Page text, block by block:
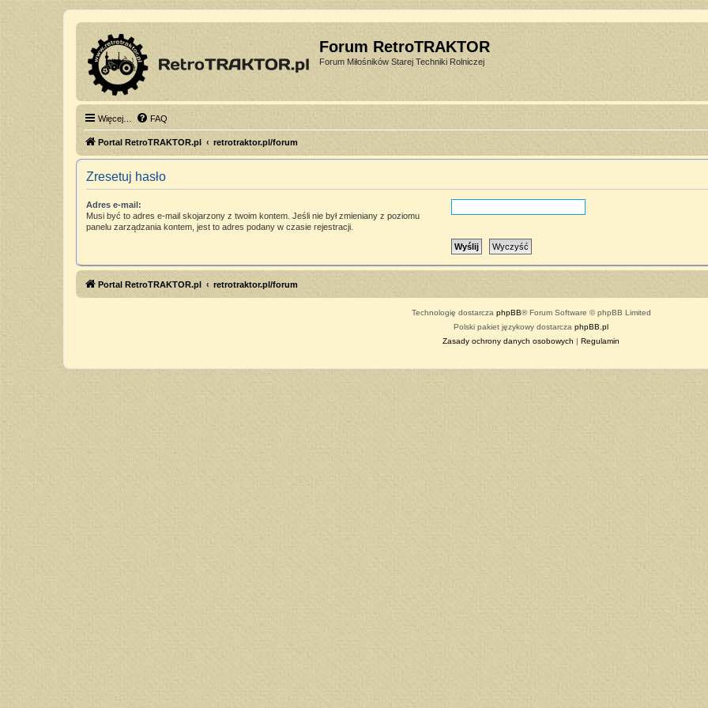
Forum RetroTRAKTOR
Forum Miłośników Starej Techniki Rolniczej
Więcej… FAQ
Portal RetroTRAKTOR.pl retrotraktor.pl/forum
Zresetuj hasło
Adres e-mail:
Musi być to adres e-mail skojarzony z twoim kontem. Jeśli nie był zmieniany z poziomu
panelu zarządzania kontem, jest to adres podany w czasie rejestracji.
Portal RetroTRAKTOR.pl retrotraktor.pl/forum
Technologię dostarcza phpBB® Forum Software © phpBB Limited
Polski pakiet językowy dostarcza phpBB.pl
Zasady ochrony danych osobowych | Regulamin